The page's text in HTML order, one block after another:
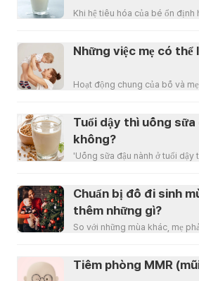
Khi hệ tiêu hóa của bé ổn định
Những việc mẹ có
Hoạt động chung của bố và
Tuổi dậy thì uống
không?
'Uống sữa đậu nành ở tuổi dậy
Chuẩn bị đồ đi sinh
thêm những gì?
So với những mùa khác, mẹ
Tiêm phòng MMR